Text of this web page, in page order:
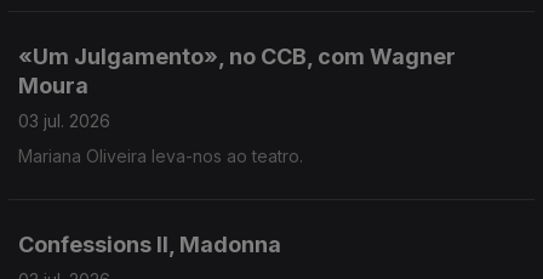
«Um Julgamento», no CCB, com Wagner
Moura
03 jul. 2026
Mariana Oliveira leva-nos ao teatro.
Confessions II, Madonna